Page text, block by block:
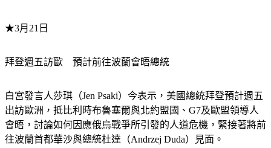
★3月21日
拜登週五訪歐　預計前往波蘭會晤總統
白宮發言人莎琪（Jen Psaki）今表示，美國總統拜登預計週五
出訪歐洲，抵比利時布魯塞爾與北約盟國、G7及歐盟領導人
會晤，討論如何因應俄烏戰爭所引發的人道危機，緊接著將前
往波蘭首都華沙與總統杜達（Andrzej Duda）見面。